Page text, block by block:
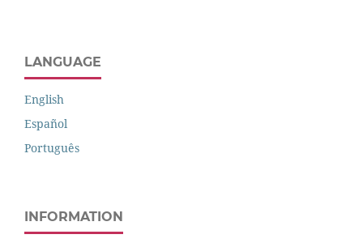
LANGUAGE
English
Español
Português
INFORMATION